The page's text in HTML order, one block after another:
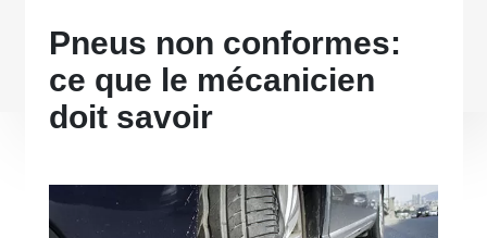
Pneus non conformes:
ce que le mécanicien
doit savoir